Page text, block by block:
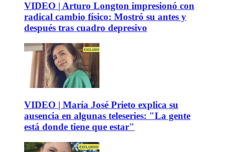
VIDEO | Arturo Longton impresionó con
radical cambio físico: Mostró su antes y
después tras cuadro depresivo
VIDEO | María José Prieto explica su
ausencia en algunas teleseries: "La gente
está donde tiene que estar"